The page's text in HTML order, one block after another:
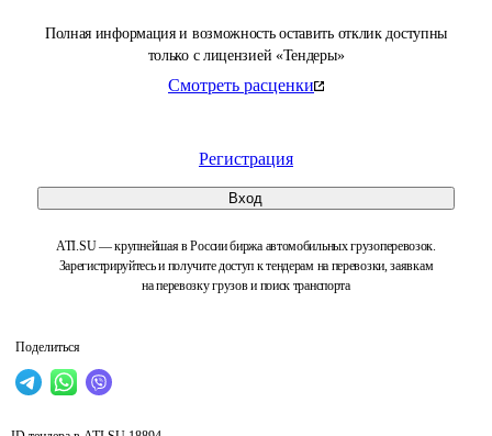
Полная информация и возможность оставить отклик доступны
только с лицензией «Тендеры»
Смотреть расценки
Регистрация
Вход
ATI.SU — крупнейшая в России биржа автомобильных грузоперевозок.
Зарегистрируйтесь и получите доступ к тендерам на перевозки, заявкам
на перевозку грузов и поиск транспорта
Поделиться